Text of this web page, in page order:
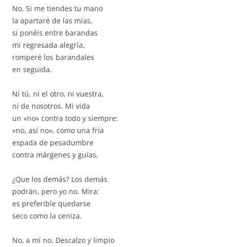
No. Si me tiendes tu mano
la apartaré de las mías,
si ponéis entre barandas
mi regresada alegría,
romperé los barandales
en seguida.
Ni tú, ni el otro, ni vuestra,
ni de nosotros. Mi vida
un «no» contra todo y siempre:
«no, así no», como una fría
espada de pesadumbre
contra márgenes y guías,
¿Que los demás? Los demás
podrán, pero yo no. Mira:
es preferible quedarse
seco como la ceniza.
No, a mí no. Descalzo y limpio